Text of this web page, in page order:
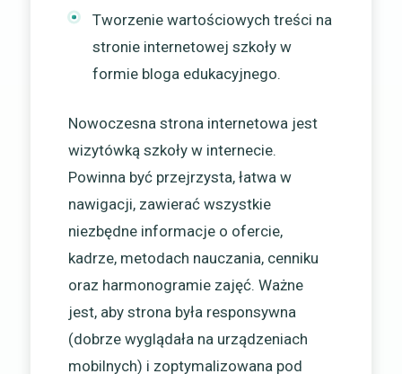
Tworzenie wartościowych treści na
stronie internetowej szkoły w
formie bloga edukacyjnego.
Nowoczesna strona internetowa jest
wizytówką szkoły w internecie.
Powinna być przejrzysta, łatwa w
nawigacji, zawierać wszystkie
niezbędne informacje o ofercie,
kadrze, metodach nauczania, cenniku
oraz harmonogramie zajęć. Ważne
jest, aby strona była responsywna
(dobrze wyglądała na urządzeniach
mobilnych) i zoptymalizowana pod